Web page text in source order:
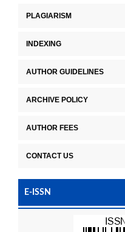
PLAGIARISM
INDEXING
AUTHOR GUIDELINES
ARCHIVE POLICY
AUTHOR FEES
CONTACT US
E-ISSN